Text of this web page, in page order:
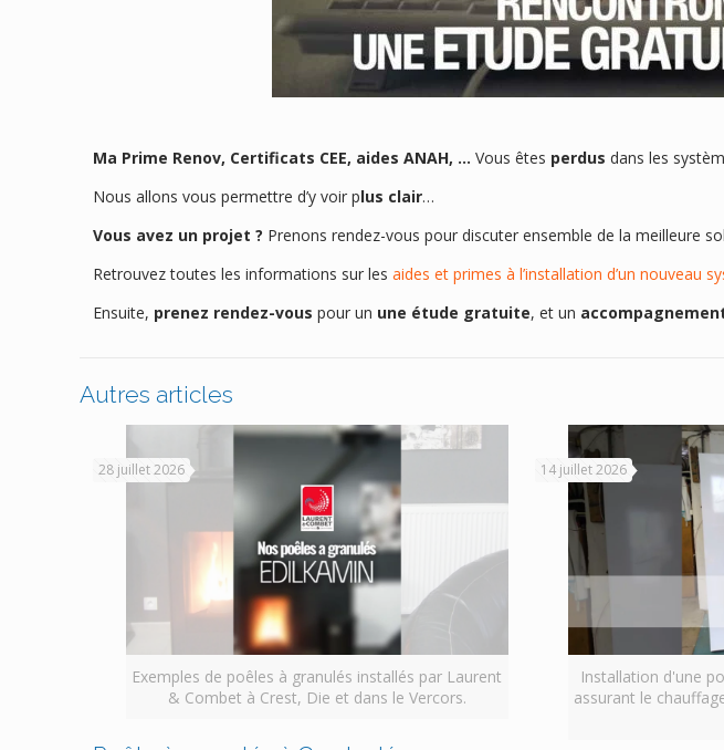
Ma Prime Renov, Certificats CEE, aides ANAH, … Vous êtes perdus dans les
Nous allons vous permettre d’y voir plus clair…
Vous avez un projet ? Prenons rendez-vous pour discuter ensemble de la meilleure
Retrouvez toutes les informations sur les aides et primes à l’installation d’un nouveau
Ensuite, prenez rendez-vous pour un une étude gratuite, et un
Autres articles
Exemples de poêles à granulés installés par Laurent
& Combet à Crest, Die et dans le Vercors.
28 juillet 2026
Installation d'une
assurant le
14 juillet 2026